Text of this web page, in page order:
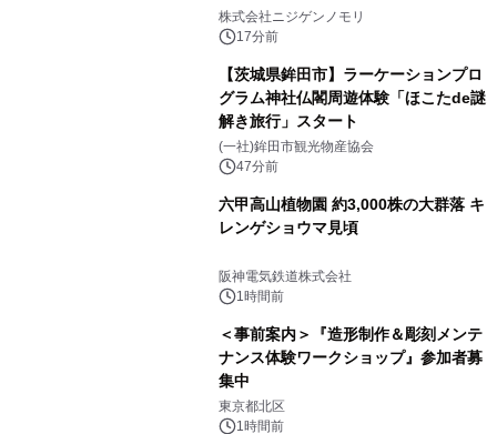
株式会社ニジゲンノモリ
17分前
【茨城県鉾田市】ラーケーションプロ
グラム神社仏閣周遊体験「ほこたde謎
解き旅行」スタート
(一社)鉾田市観光物産協会
47分前
六甲高山植物園 約3,000株の大群落 キ
レンゲショウマ見頃
阪神電気鉄道株式会社
1時間前
＜事前案内＞『造形制作＆彫刻メンテ
ナンス体験ワークショップ』参加者募
集中
東京都北区
1時間前